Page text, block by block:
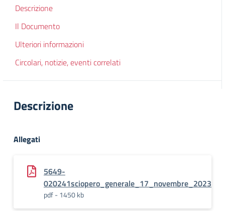
Descrizione
Il Documento
Ulteriori informazioni
Circolari, notizie, eventi correlati
Descrizione
Allegati
5649-
020241sciopero_generale_17_novembre_2023
pdf - 1450 kb